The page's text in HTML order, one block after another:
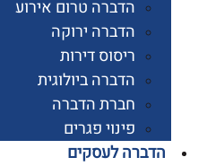
הדברה טרום אירוע
הדברה ירוקה
ריסוס דירות
הדברה ביולוגית
חברת הדברה
פינוי פגרים
לעסקים